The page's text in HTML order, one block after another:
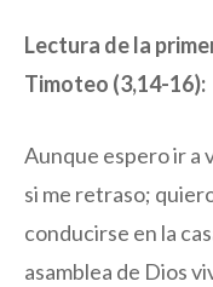
Lectura de la
Timoteo (3,14-16):
Aunque espero ir a
si me retraso;
conducirse en la
asamblea de Dios